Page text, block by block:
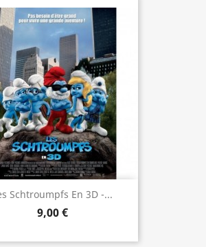
Schtroumpfs En 3D -...
9,00 €